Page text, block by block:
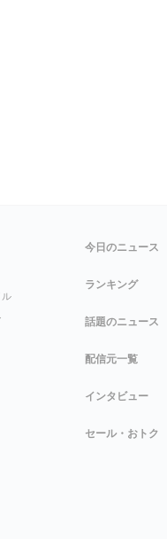
ル
今日のニュース
ランキング
話題のニュース
配信元一覧
インタビュー
セール・おトク